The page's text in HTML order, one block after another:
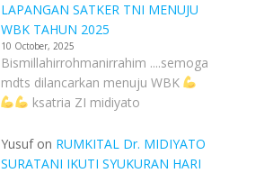
LAPANGAN SATKER TNI MENUJU
WBK TAHUN 2025
10 October, 2025
Bismillahirrohmanirrahim ....semoga
mdts dilancarkan menuju WBK
ksatria ZI midiyato
Yusufon RUMKITAL Dr. MIDIYATO
SURATANI IKUTI SYUKURAN HARI